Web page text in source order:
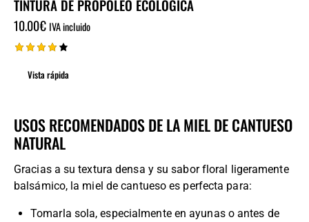
TINTURA DE PROPÓLEO ECOLÓGICA
10.00€ IVA incluido
o con
Vista rápida
USOS RECOMENDADOS DE LA MIEL DE CANTUESO
NATURAL
Gracias a su textura densa y su sabor floral ligeramente
balsámico, la miel de cantueso es perfecta para:
Tomarla sola, especialmente en ayunas o antes de